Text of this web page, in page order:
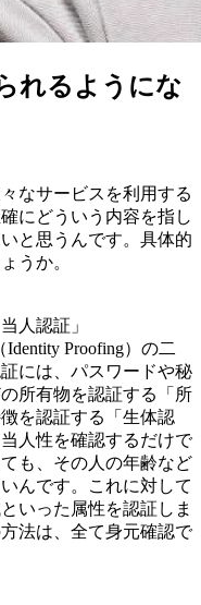
れるようにな
なサービスを利用する
にどういう内容を指し
と思うんです。具体的
うか。
人認証」
Identity Proofing）の二
には、パスワードや秘
所有物を認証する「所
を認証する「生体認
人性を確認するだけで
も、その人の年齢など
んです。これに対して
いった属性を認証しま
法は、全て身元確認で